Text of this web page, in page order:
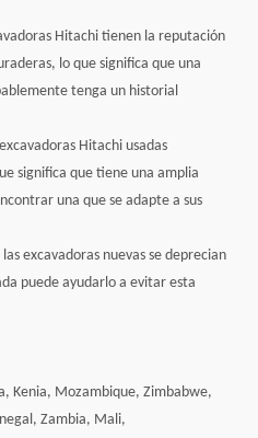
Hitachi tienen la reputación
lo que significa que una
tenga un historial
Hitachi usadas
significa que tiene una amplia
una que se adapte a sus
excavadoras nuevas se deprecian
puede ayudarlo a evitar esta
Kenia, Mozambique, Zimbabwe,
Zambia, Mali,